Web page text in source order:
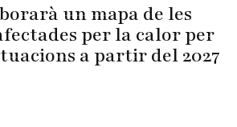
un mapa de les
per la calor per
a partir del 2027